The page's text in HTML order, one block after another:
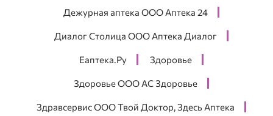
Дежурная аптека ООО Аптека 24
Диалог Столица ООО Аптека Диалог
Еаптека.Ру Здоровье
Здоровье ООО АС Здоровье
Здравсервис ООО Твой Доктор, Здесь Аптека